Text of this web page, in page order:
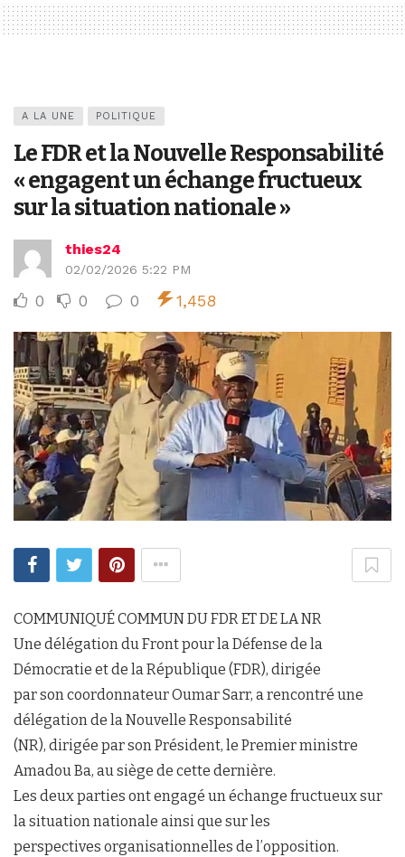
A LA UNE POLITIQUE
Le FDR et la Nouvelle Responsabilité
« engagent un échange fructueux
sur la situation nationale »
thies24
02/02/2026 5:22 PM
0 0 0 1,458
COMMUNIQUÉ COMMUN DU FDR ET DE LA NR
Une délégation du Front pour la Défense de la
Démocratie et de la République (FDR), dirigée
par son coordonnateur Oumar Sarr, a rencontré une
délégation de la Nouvelle Responsabilité
(NR), dirigée par son Président, le Premier ministre
Amadou Ba, au siège de cette dernière.
Les deux parties ont engagé un échange fructueux sur
la situation nationale ainsi que sur les
perspectives organisationnelles de l’opposition.